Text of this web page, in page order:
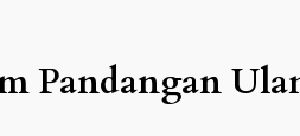
Pandangan